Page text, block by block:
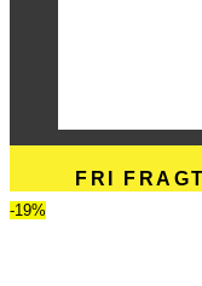
FRI
-19%